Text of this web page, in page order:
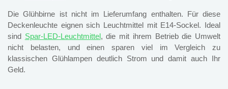
Die Glühbirne ist nicht im Lieferumfang enthalten. Für diese
Deckenleuchte eignen sich Leuchtmittel mit E14-Sockel. Ideal
sind Spar-LED-Leuchtmittel, die mit ihrem Betrieb die Umwelt
nicht belasten, und einen sparen viel im Vergleich zu
klassischen Glühlampen deutlich Strom und damit auch Ihr
Geld.